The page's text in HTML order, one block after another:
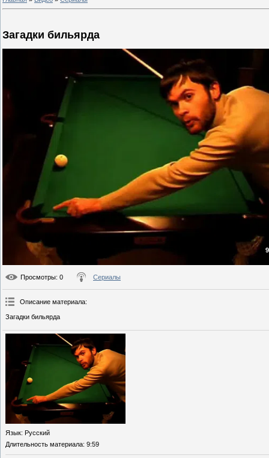
Загадки бильярда
Просмотры: 0 Сериалы
Описание материала:
Загадки бильярда
Язык: Русский
Длительность материала: 9:59